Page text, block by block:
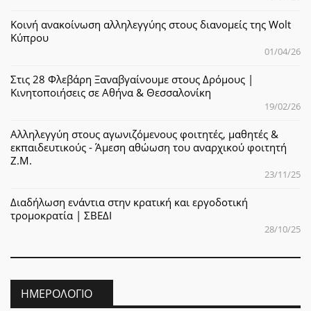
Κοινή ανακοίνωση αλληλεγγύης στους διανομείς της Wolt
Κύπρου
01/04/26
Στις 28 Φλεβάρη Ξαναβγαίνουμε στους Δρόμους |
Κινητοποιήσεις σε Αθήνα & Θεσσαλονίκη
19/02/26
Αλληλεγγύη στους αγωνιζόμενους φοιτητές, μαθητές &
εκπαιδευτικούς - Άμεση αθώωση του αναρχικού φοιτητή
Ζ.Μ.
23/11/25
Διαδήλωση ενάντια στην κρατική και εργοδοτική
τρομοκρατία | ΣΒΕΔΙ
28/10/25
ΗΜΕΡΟΛΌΓΙΟ